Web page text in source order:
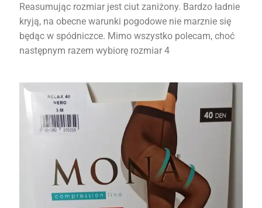
Reasumując rozmiar jest ciut zaniżony. Bardzo ładnie
kryją, na obecne warunki pogodowe nie marznie się
będąc w spódniczce. Mimo wszystko polecam, choć
następnym razem wybiorę rozmiar 4